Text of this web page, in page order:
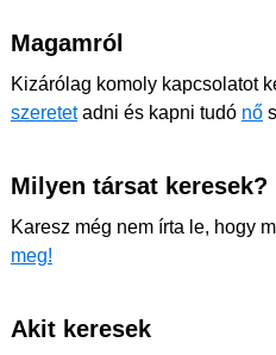
Magamról
Kizárólag komoly kapcsolatot
szeretetadni és kapni tudó nő
Milyen társat keresek?
Karesz még nem írta le, hogy
meg!
Akit keresek